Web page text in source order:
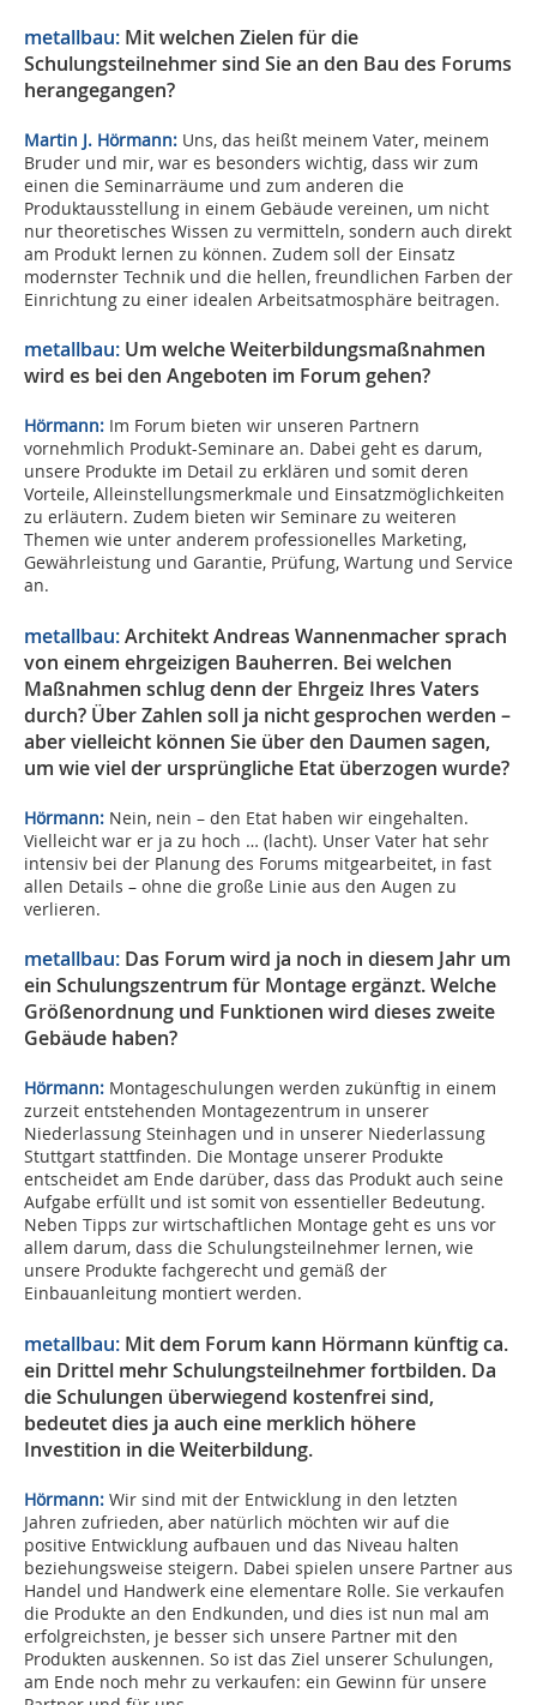
metallbau: Mit welchen Zielen für die
Schulungsteilnehmer sind Sie an den Bau des Forums
herangegangen?
Martin J. Hörmann: Uns, das heißt meinem Vater, meinem
Bruder und mir, war es besonders wichtig, dass wir zum
einen die Seminarräume und zum anderen die
Produktausstellung in einem Gebäude vereinen, um nicht
nur theoretisches Wissen zu vermitteln, sondern auch direkt
am Produkt lernen zu können. Zudem soll der Einsatz
modernster Technik und die hellen, freundlichen Farben der
Einrichtung zu einer idealen Arbeitsatmosphäre beitragen.
metallbau: Um welche Weiterbildungsmaßnahmen
wird es bei den Ange­boten im Forum gehen?
Hörmann: Im Forum bieten wir unseren Partnern
vornehmlich Produkt-Seminare an. Dabei geht es darum,
unsere Produkte im Detail zu erklären und somit deren
Vorteile, Alleinstellungsmerkmale und Einsatzmöglichkeiten
zu erläutern. Zudem bieten wir Seminare zu weiteren
Themen wie unter anderem professionelles Marketing,
Gewährleistung und Garantie, Prüfung, Wartung und Service
an.
metallbau:Architekt Andreas Wannenmacher sprach
von einem ehrgeizigen Bauherren. Bei welchen
Maßnahmen schlug denn der Ehrgeiz Ihres Vaters
durch? Über Zahlen soll ja nicht gesprochen werden –
aber vielleicht können Sie über den Daumen sagen,
um wie viel der ursprüngliche Etat überzogen wurde?
Hörmann: Nein, nein – den Etat haben wir eingehalten.
Vielleicht war er ja zu hoch … (lacht). Unser Vater hat sehr
intensiv bei der Planung des Forums mitgearbeitet, in fast
allen Details – ohne die große Linie aus den Augen zu
verlieren.
metallbau: Das Forum wird ja noch in diesem Jahr um
ein Schulungszentrum für Montage ergänzt. Welche
Größenordnung und Funktionen wird dieses zweite
Gebäude haben?
Hörmann: Montageschulungen werden zukünftig in einem
zurzeit entstehenden Montagezentrum in unserer
Niederlassung Steinhagen und in unserer Niederlassung
Stuttgart stattfinden. Die Montage unserer Produkte
entscheidet am Ende darüber, dass das Produkt auch seine
Aufgabe erfüllt und ist somit von essentieller Bedeutung.
Neben Tipps zur wirtschaftlichen Montage geht es uns vor
allem darum, dass die Schulungsteilnehmer lernen, wie
unsere Produkte fachgerecht und gemäß der
Einbauanleitung montiert werden.
metallbau: Mit dem Forum kann Hörmann künftig ca.
ein Drittel mehr Schulungsteilnehmer fortbilden. Da
die Schulungen überwiegend kostenfrei sind,
bedeutet dies ja auch eine merklich höhere
Investition in die Weiterbildung.
Hörmann: Wir sind mit der Entwicklung in den letzten
Jahren zufrieden, aber natürlich möchten wir auf die
positive Entwicklung aufbauen und das Niveau halten
beziehungsweise steigern. Dabei spielen unsere Partner aus
Handel und Handwerk eine elementare Rolle. Sie verkaufen
die Produkte an den Endkunden, und dies ist nun mal am
erfolgreichsten, je besser sich unsere Partner mit den
Produkten auskennen. So ist das Ziel unserer Schulungen,
am Ende noch mehr zu verkaufen: ein Gewinn für unsere